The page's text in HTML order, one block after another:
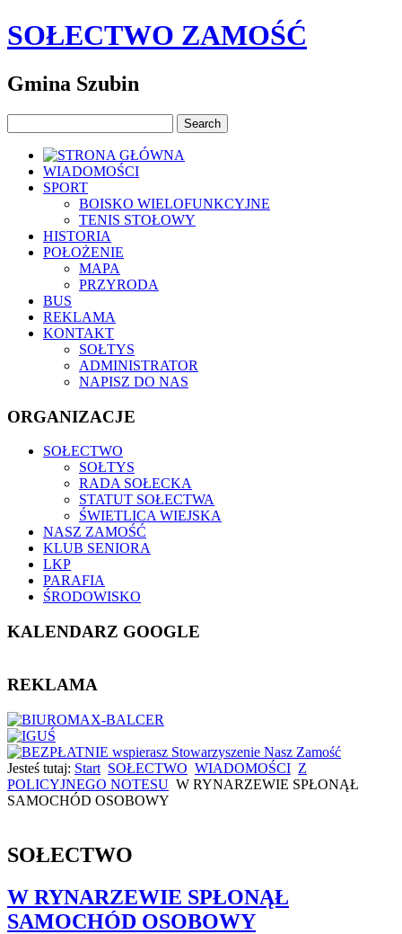
SOŁECTWO ZAMOŚĆ
Gmina Szubin
WIADOMOŚCI
SPORT
BOISKO WIELOFUNKCYJNE
TENIS STOŁOWY
HISTORIA
POŁOŻENIE
MAPA
PRZYRODA
BUS
REKLAMA
KONTAKT
SOŁTYS
ADMINISTRATOR
NAPISZ DO NAS
ORGANIZACJE
SOŁECTWO
SOŁTYS
RADA SOŁECKA
STATUT SOŁECTWA
ŚWIETLICA WIEJSKA
NASZ ZAMOŚĆ
KLUB SENIORA
LKP
PARAFIA
ŚRODOWISKO
KALENDARZ GOOGLE
REKLAMA
Jesteś tutaj: Start SOŁECTWO WIADOMOŚCI Z
POLICYJNEGO NOTESU W RYNARZEWIE SPŁONĄŁ
SAMOCHÓD OSOBOWY
SOŁECTWO
W RYNARZEWIE SPŁONĄŁ
SAMOCHÓD OSOBOWY